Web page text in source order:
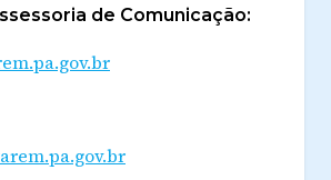
de Comunicação: